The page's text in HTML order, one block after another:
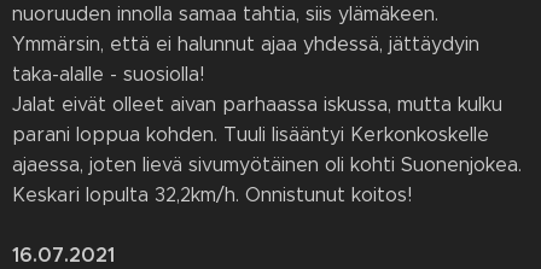
nuoruuden innolla samaa tahtia, siis ylämäkeen.
Ymmärsin, että ei halunnut ajaa yhdessä, jättäydyin
taka-alalle - suosiolla!
Jalat eivät olleet aivan parhaassa iskussa, mutta kulku
parani loppua kohden. Tuuli lisääntyi Kerkonkoskelle
ajaessa, joten lievä sivumyötäinen oli kohti Suonenjokea.
Keskari lopulta 32,2km/h. Onnistunut koitos!
16.07.2021